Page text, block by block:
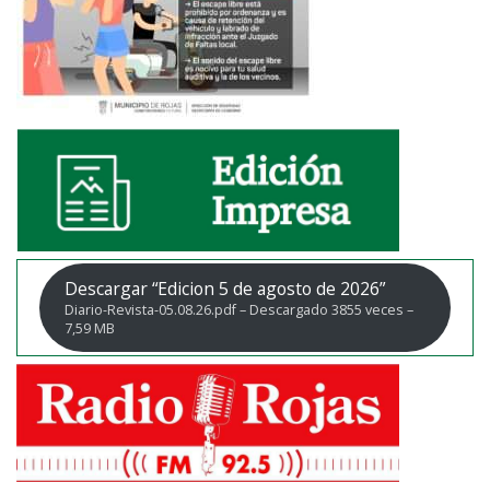
Descargar “Edicion 5 de agosto de 2026”
Diario-Revista-05.08.26.pdf – Descargado 3855 veces –
7,59 MB